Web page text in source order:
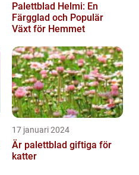
Palettblad Helmi: En
Färgglad och Populär
Växt för Hemmet
17 januari 2024
Är palettblad giftiga för
katter